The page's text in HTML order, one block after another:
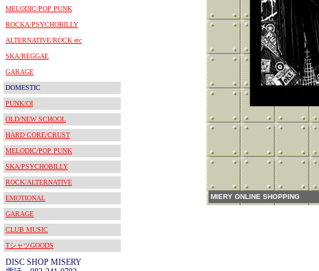
MELODIC/POP PUNK
ROCKA/PSYCHOBILLY
ALTERNATIVE/ROCK etc
SKA/REGGAE
GARAGE
DOMESTIC
PUNK/OI
OLD/NEW SCHOOL
HARD CORE/CRUST
MELODIC/POP PUNK
SKA/PSYCHOBILLY
ROCK/ALTERNATIVE
EMOTIONAL
GARAGE
CLUB MUSIC
TシャツGOODS
DISC SHOP MISERY
MIERY ONLINE SHOPPING